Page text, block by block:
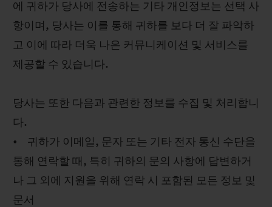
에 귀하가 당사에 전송하는 기타 개인정보는 선택 사
항이며, 당사는 이를 통해 귀하를 보다 더 잘 파악하
고 이에 따라 더욱 나은 커뮤니케이션 및 서비스를
제공할 수 있습니다.
당사는 또한 다음과 관련한 정보를 수집 및 처리합니
다.
• 귀하가 이메일, 문자 또는 기타 전자 통신 수단을
통해 연락할 때, 특히 귀하의 문의 사항에 답변하거
나 그 외에 지원을 위해 연락 시 포함된 모든 정보 및
문서